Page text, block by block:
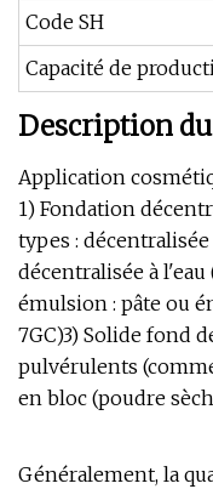
Code SH
Capacité de
Description
Application
1) Fondation
types :
décentralisée à
émulsion : pâte ou
7GC)3) Solide fond
pulvérulents
en bloc (poudre
Généralement, la